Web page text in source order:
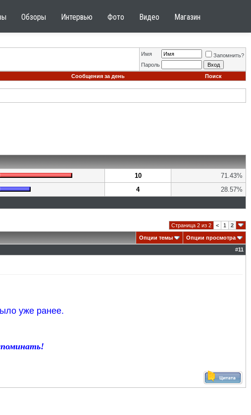
Обзоры Интервью Фото Видео Магазин
Имя
Запомнить?
Пароль
Сообщения за день Поиск
10
71.43%
4 28.57%
Страница 2 из 2 < 1 2
Опции темы
Опции просмотра
#11
уже ранее.